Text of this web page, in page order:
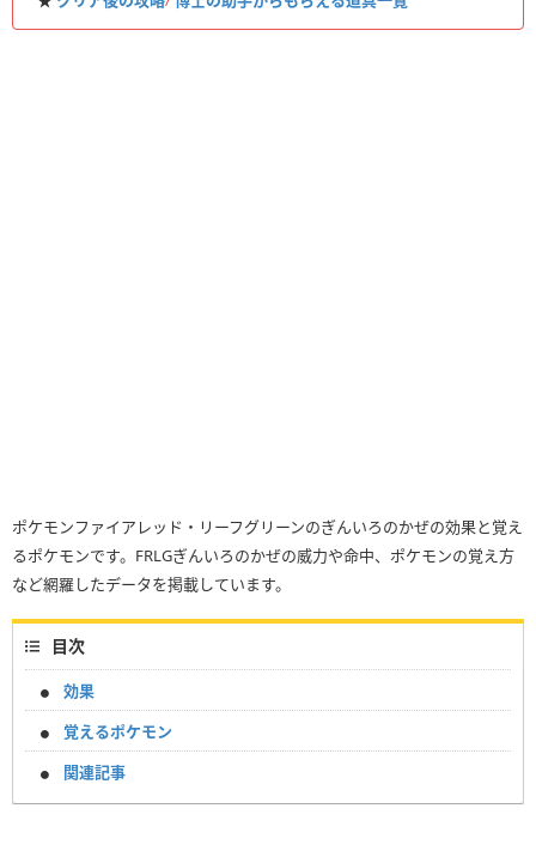
ポケモンファイアレッド・リーフグリーンのぎんいろのかぜの効果と覚え
るポケモンです。FRLGぎんいろのかぜの威力や命中、ポケモンの覚え方
など網羅したデータを掲載しています。
目次
効果
覚えるポケモン
関連記事